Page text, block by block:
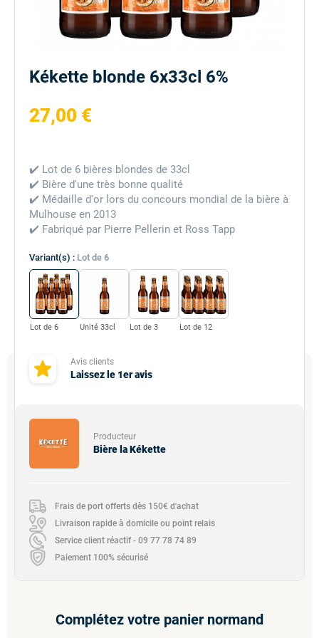
Kékette blonde 6x33cl 6%
Avis clients
Laissez le 1er avis
✔️ Lot de 6 bières blondes de 33cl
✔️ Bière d'une très bonne qualité
✔️ Médaille d'or lors du concours mondial de la bière à
Mulhouse en 2013
✔️ Fabriqué par Pierre Pellerin et Ross Tapp
Variant(s) : Lot de 6
Lot de 6 Unité 33cl Lot de 3 Lot de 12
27,00 €
Producteur
Bière la Kékette
Frais de port offerts dès 150€ d'achat
Livraison rapide à domicile ou point relais
Service client réactif - 09 77 78 74 89
Paiement 100% sécurisé
Complétez votre panier normand